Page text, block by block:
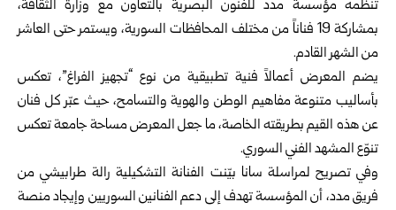
تنظمه مؤسسة مدد للفنون البصرية بالتعاون مع وزارة الثقافة،
بمشاركة 19 فناناً من مختلف المحافظات السورية، ويستمر حتى العاشر
من الشهر القادم.
يضم المعرض أعمالاً فنية تطبيقية من نوع “تجهيز الفراغ”، تعكس
بأساليب متنوعة مفاهيم الوطن والهوية والتسامح، حيث عبّر كل فنان
عن هذه القيم بطريقته الخاصة، ما جعل المعرض مساحة جامعة تعكس
تنوّع المشهد الفني السوري.
وفي تصريح لمراسلة سانا بيّنت الفنانة التشكيلية رالة طرابيشي من
فريق مدد، أن المؤسسة تهدف إلى دعم الفنانين السوريين وإيجاد منصة